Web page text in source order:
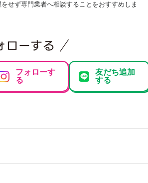
せず専門業者へ相談することをおすすめしま
フォローす
る
友だち追加
する